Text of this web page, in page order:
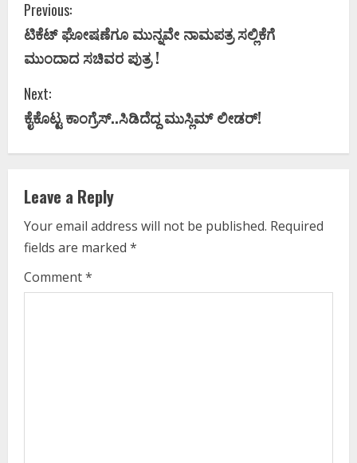
C
o
n
t
i
n
u
e
R
Previous:
ಟಿಕೆಟ್ ಘೋಷಣೆಗೂ ಮುನ್ನವೇ ನಾಮಪತ್ರ ಸಲ್ಲಿಕೆಗೆ
ಮುಂದಾದ ಸಚಿವರ ಪುತ್ರ !
Next:
ಕೈಕೊಟ್ಟ ಕಾಂಗ್ರೆಸ್‌..ಸಿಡಿದೆದ್ದ ಮುಸ್ಲಿಮ್‌ ಲೀಡರ್!
Leave a Reply
Your email address will not be published. Required
fields are marked *
Comment*